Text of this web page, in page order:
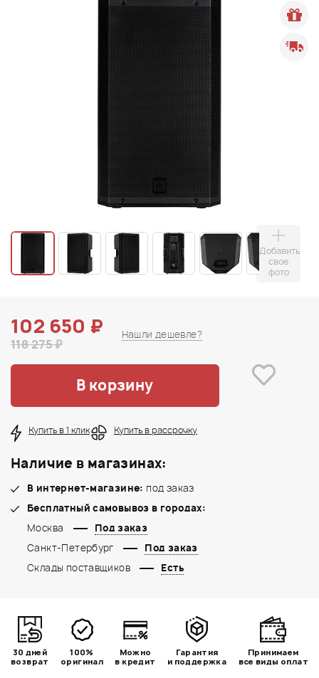
Добавить
свое
фото
102 650 ₽
118 275 ₽
Нашли дешевле?
В корзину
Купить в 1 клик Купить в рассрочку
Наличие в магазинах:
В интернет-магазине: под заказ
Бесплатный самовывоз в городах:
Москва
Под заказ
Санкт-Петербург
Под заказ
Склады поставщиков
Есть
30 дней
возврат
100%
оригинал
Можно
в кредит
Гарантия
и поддержка
Принимаем
все виды оплат